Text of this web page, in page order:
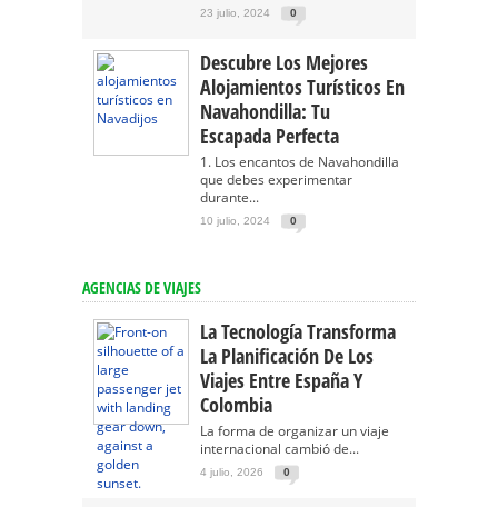
23 julio, 2024 0
Descubre Los Mejores
Alojamientos Turísticos En
Navahondilla: Tu
Escapada Perfecta
1. Los encantos de Navahondilla
que debes experimentar
durante...
10 julio, 2024 0
AGENCIAS DE VIAJES
La Tecnología Transforma
La Planificación De Los
Viajes Entre España Y
Colombia
La forma de organizar un viaje
internacional cambió de...
4 julio, 2026 0